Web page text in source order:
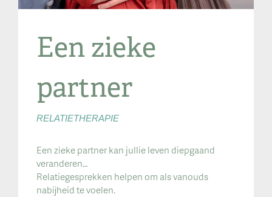
Een zieke
partner
RELATIETHERAPIE
Een zieke partner kan jullie leven diepgaand
veranderen…
Relatiegesprekken helpen om als vanouds
nabijheid te voelen.